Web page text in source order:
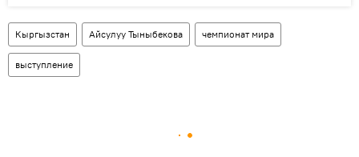
Кыргызстан Айсулуу Тыныбекова чемпионат мира
выступление